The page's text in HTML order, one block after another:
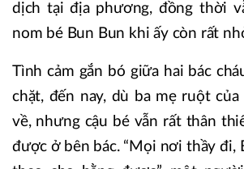
dịch tại địa phương, đồng thời
nom bé Bun Bun khi ấy còn rất
Tình cảm gắn bó giữa hai bác
chặt, đến nay, dù ba mẹ ruột
về, nhưng cậu bé vẫn rất thân
được ở bên bác. “Mọi nơi thầy đi,